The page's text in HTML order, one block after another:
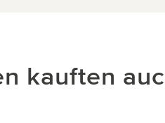
kauften